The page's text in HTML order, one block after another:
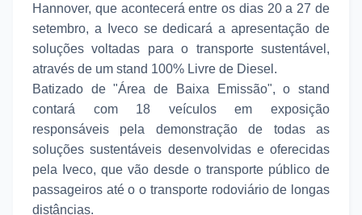
Hannover, que acontecerá entre os dias 20 a 27 de
setembro, a Iveco se dedicará a apresentação de
soluções voltadas para o transporte sustentável,
através de um stand 100% Livre de Diesel.
Batizado de "Área de Baixa Emissão", o stand
contará com 18 veículos em exposição
responsáveis pela demonstração de todas as
soluções sustentáveis desenvolvidas e oferecidas
pela Iveco, que vão desde o transporte público de
passageiros até o o transporte rodoviário de longas
distâncias.